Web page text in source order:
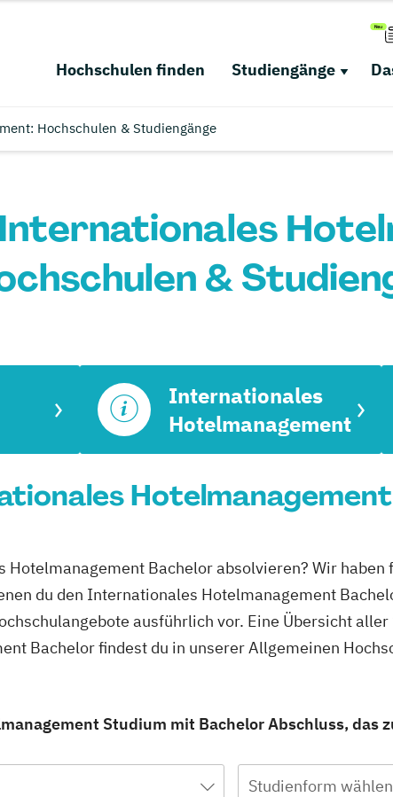
Hochschulen finden Studiengänge
Hochschulen & Studiengänge
&
Internationales
Hotelmanagement
Bachelor absolvieren? Wir
du den Internationales Hotelmanagement
ausführlich vor. Eine Übersicht
Bachelor findest du in unserer Allgemeinen
Studium mit Bachelor Abschluss, das
Studienform wählen